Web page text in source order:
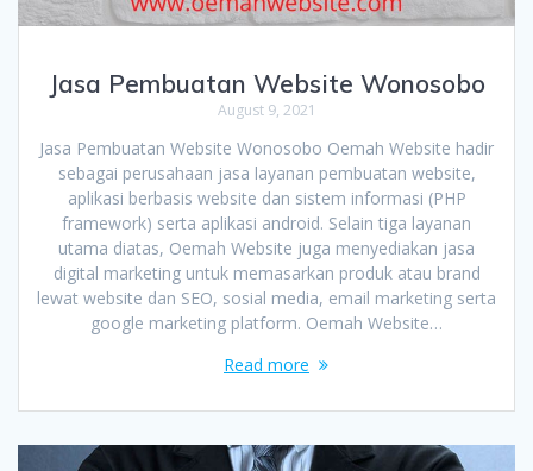
Jasa Pembuatan Website Wonosobo
August 9, 2021
Jasa Pembuatan Website Wonosobo Oemah Website hadir
sebagai perusahaan jasa layanan pembuatan website,
aplikasi berbasis website dan sistem informasi (PHP
framework) serta aplikasi android. Selain tiga layanan
utama diatas, Oemah Website juga menyediakan jasa
digital marketing untuk memasarkan produk atau brand
lewat website dan SEO, sosial media, email marketing serta
google marketing platform. Oemah Website…
Read more